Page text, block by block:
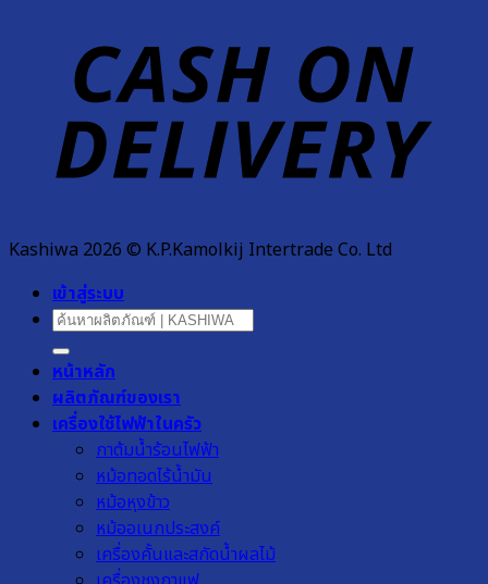
Kashiwa 2026 © K.P.Kamolkij Intertrade Co. Ltd
เข้าสู่ระบบ
ค้นหา:
หน้าหลัก
ผลิตภัณฑ์ของเรา
เครื่องใช้ไฟฟ้าในครัว
กาต้มน้ำร้อนไฟฟ้า
หม้อทอดไร้น้ำมัน
หม้อหุงข้าว
หม้ออเนกประสงค์
เครื่องคั้นและสกัดน้ำผลไม้